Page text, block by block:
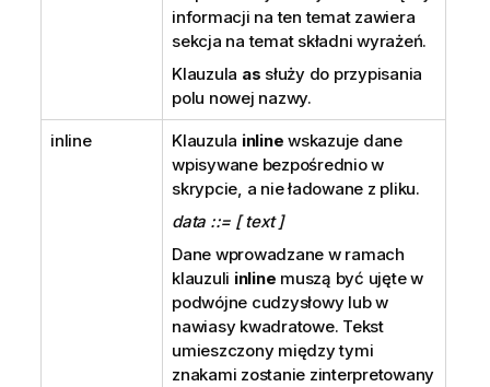
informacji na ten temat zawiera
sekcja na temat składni wyrażeń.
Klauzula as służy do przypisania
polu nowej nazwy.
inline Klauzula inline wskazuje dane
wpisywane bezpośrednio w
skrypcie, a nie ładowane z pliku.
data ::= [ text ]
Dane wprowadzane w ramach
klauzuli inline muszą być ujęte w
podwójne cudzysłowy lub w
nawiasy kwadratowe. Tekst
umieszczony między tymi
znakami zostanie zinterpretowany